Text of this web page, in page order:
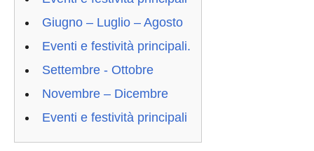
Giugno – Luglio – Agosto
Eventi e festività principali.
Settembre - Ottobre
Novembre – Dicembre
Eventi e festività principali